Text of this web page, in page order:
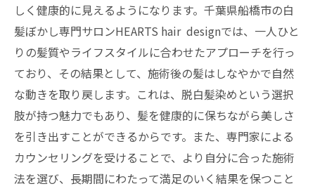
しく健康的に見えるようになります。千葉県船橋市の白
髪ぼかし専門サロンHEARTS hair designでは、一人ひと
りの髪質やライフスタイルに合わせたアプローチを行っ
ており、その結果として、施術後の髪はしなやかで自然
な動きを取り戻します。これは、脱白髪染めという選択
肢が持つ魅力でもあり、髪を健康的に保ちながら美しさ
を引き出すことができるからです。また、専門家による
カウンセリングを受けることで、より自分に合った施術
法を選び、長期間にわたって満足のいく結果を保つこと